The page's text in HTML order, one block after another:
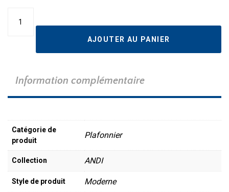
AJOUTER AU PANIER
Information complémentaire
Catégorie de
produit
Plafonnier
Collection ANDI
Style de produit Moderne